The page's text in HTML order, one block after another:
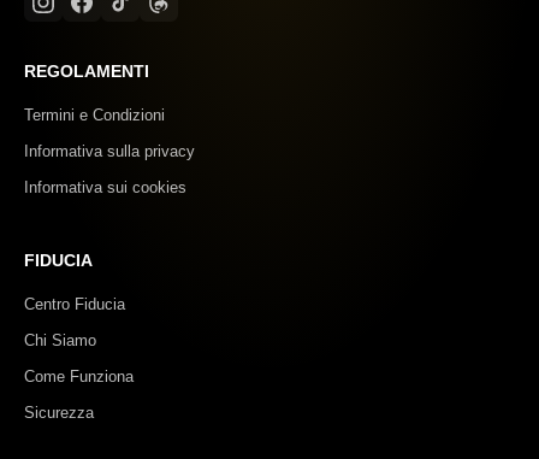
REGOLAMENTI
Termini e Condizioni
Informativa sulla privacy
Informativa sui cookies
FIDUCIA
Centro Fiducia
Chi Siamo
Come Funziona
Sicurezza